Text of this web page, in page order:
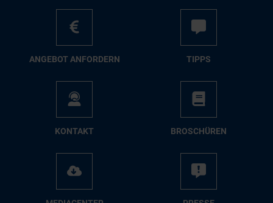
AN­GE­BOT AN­FOR­DERN TIPPS
KON­TAKT BRO­SCHÜ­REN